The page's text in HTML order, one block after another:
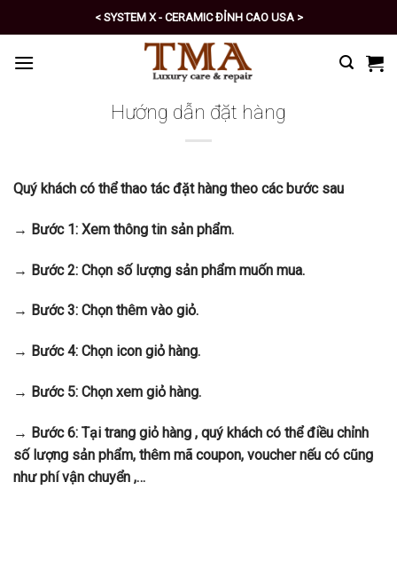
to
content
< SYSTEM X - CERAMIC ĐỈNH CAO USA >
< PRO - TỰ CHĂM SÓC XE SỐ 1 >
Hướng dẫn đặt hàng
Quý khách có thể thao tác đặt hàng theo các bước sau
→ Bước 1: Xem thông tin sản phẩm.
→ Bước 2: Chọn số lượng sản phẩm muốn mua.
→ Bước 3: Chọn thêm vào giỏ.
→ Bước 4: Chọn icon giỏ hàng.
→ Bước 5: Chọn xem giỏ hàng.
→ Bước 6: Tại trang giỏ hàng , quý khách có thể điều chỉnh
số lượng sản phẩm, thêm mã coupon, voucher nếu có cũng
như phí vận chuyển ,…